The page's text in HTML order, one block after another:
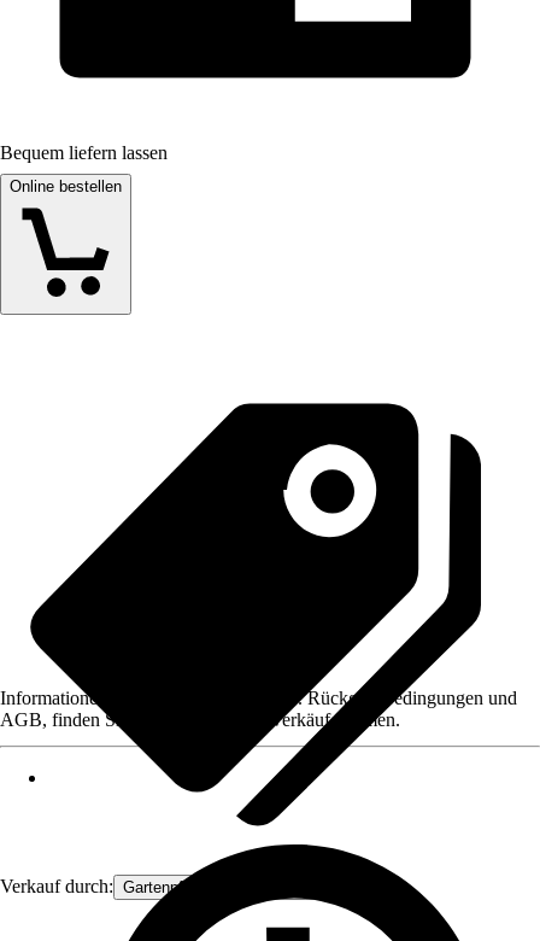
Bequem liefern lassen
Online bestellen
Verkauf durch: Gartenpflanzen Ammerland
Informationen des Verkäufers, wie z. B. Rückgabebedingungen und
AGB, finden Sie bei Klick auf den Verkäufernamen.